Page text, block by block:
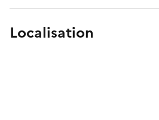
Localisation